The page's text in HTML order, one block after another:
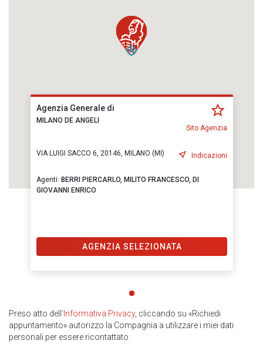
Agenzia Generale di
MILANO DE ANGELI
Sito Agenzia
VIA LUIGI SACCO 6, 20146, MILANO (MI) Indicazioni
Agenti: BERRI PIERCARLO, MILITO FRANCESCO, DI
GIOVANNI ENRICO
AGENZIA SELEZIONATA
Preso atto dell ’Informativa Privacy, cliccando su «Richiedi
appuntamento» autorizzo la Compagnia a utilizzare i miei dati
personali per essere ricontattato.